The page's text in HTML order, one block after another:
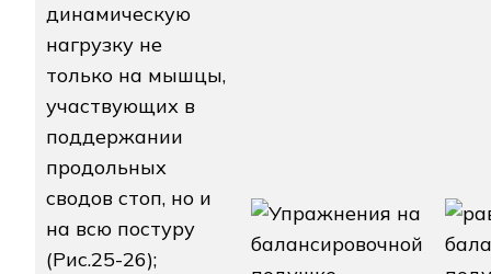
динамическую
нагрузку не
только на мышцы,
участвующих в
поддержании
продольных
сводов стоп, но и
на всю постуру
(Рис.25-26);